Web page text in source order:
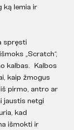
ką lemia ir
spręsti
„Scratch“,
kalbas. Kalbos
kaip žmogus
pirmo, antro ar
jaustis netgi
kad
išmokti ir